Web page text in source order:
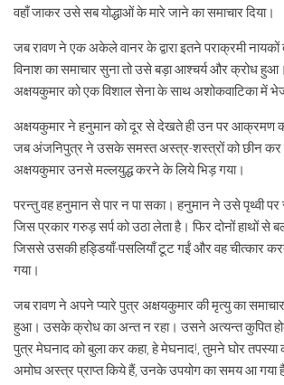
वहाँ जाकर उसे सब योद्धाओं के मारे जाने का समाचार दिया।
जब रावण ने एक अकेले वानर के द्वारा इतने पराक्रमी
विनाश का समाचार सुना तो उसे बड़ा आश्चर्य और क्रोध
अक्षयकुमार को एक विशाल सेना के साथ अशोकवाटिका में
अक्षयकुमार ने हनुमान को दूर से देखते ही उन पर आक्रमण
जब अंजनिपुत्र ने उसके समस्त अस्त्र-शस्त्रों को छीन कर
अक्षयकुमार उनसे मल्लयुद्ध करने के लिये भिड़ गया।
परन्तु वह हनुमान से पार न पा सका। हनुमान ने उसे पृथ्वी पर
जिस प्रकार गरुड़ सर्प को उठा लेता है। फिर दोनों हाथों से
जिससे उसकी हड्डियाँ-पसलियाँ टूट गईं और वह चीत्कार
गया।
जब रावण ने अपने प्यारे पुत्र अक्षयकुमार की मृत्यु का
हुआ। उसके क्रोध का अन्त न रहा। उसने अत्यन्त कुपित
पुत्र मेघनाद को बुला कर कहा, हे मेघनाद!, तुमने घोर तपस्या
अमोघ अस्त्र प्राप्त किये हैं, उनके उपयोग का समय आ गया